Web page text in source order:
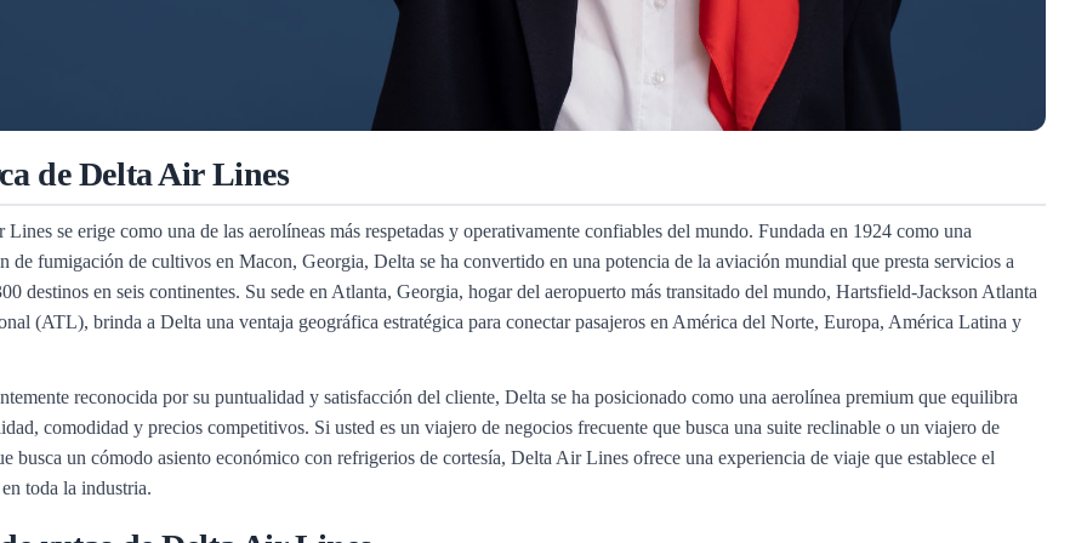
de Delta Air Lines
se erige como una de las aerolíneas más respetadas y operativamente confiables del mundo. Fundada en 1924 como una
de fumigación de cultivos en Macon, Georgia, Delta se ha convertido en una potencia de la aviación mundial que presta servicios a
destinos en seis continentes. Su sede en Atlanta, Georgia, hogar del aeropuerto más transitado del mundo, Hartsfield-Jackson Atlanta
(ATL), brinda a Delta una ventaja geográfica estratégica para conectar pasajeros en América del Norte, Europa, América Latina y
reconocida por su puntualidad y satisfacción del cliente, Delta se ha posicionado como una aerolínea premium que equilibra
comodidad y precios competitivos. Si usted es un viajero de negocios frecuente que busca una suite reclinable o un viajero de
busca un cómodo asiento económico con refrigerios de cortesía, Delta Air Lines ofrece una experiencia de viaje que establece el
toda la industria.